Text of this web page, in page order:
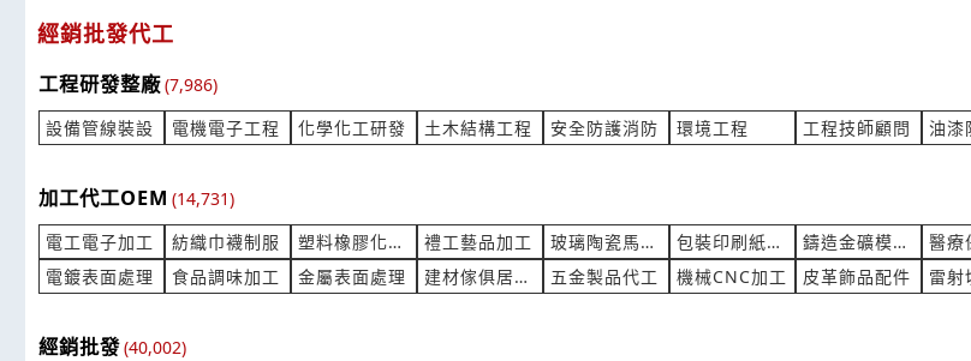
產業:倉儲貨運快遞
時間:08/05 16:03
***yfmchang@mmtw.tw
***33969478@gmail.com
產業:建物修繕拆除
來自:工OO營OO限OO 詢價
時間:08/05 15:42
立即報價
***t0933470613@gmail.com
來自:水OO程OO股OO限OO 詢價
時間:08/05 15:39
立即報價
**@supermax-eng.com.tw
來自:昇OO技
時間:08/05
產業:自動化設備製造代理
經銷批發代工
工程研發整廠(7,986)
設備管線裝設
電機電子工程 化學化工研發 土木結構工程 安全防護消防 環境工程 工程技師顧問 油漆
加工代工OEM (14,731)
電工電子加工
紡織巾襪制服 塑料橡膠化學代工 禮工藝品加工 玻璃陶瓷馬賽克代工 包裝印刷紙木代工 鑄造金礦模具加工 醫療
電鍍表面處理
食品調味加工 金屬表面處理 建材傢俱居家加工代工 五金製品代工 機械CNC加工 皮革飾品配件 雷射
經銷批發(40,002)